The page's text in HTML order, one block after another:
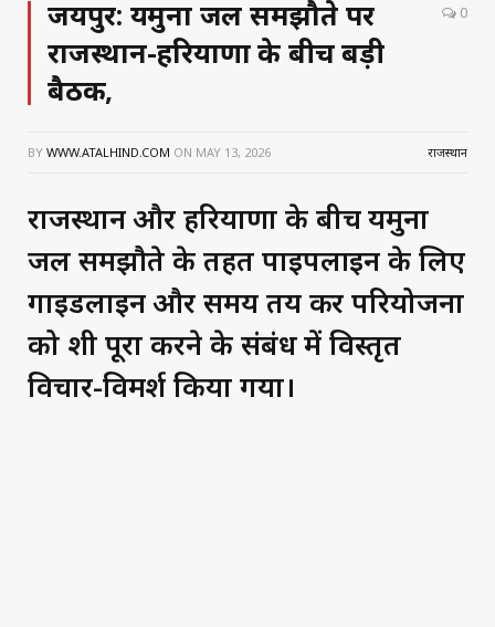
जयपुर: यमुना जल समझौते पर
राजस्थान-हरियाणा के बीच बड़ी
बैठक,
0
BY WWW.ATALHIND.COM ON MAY 13, 2026 राजस्थान
राजस्थान और हरियाणा के बीच यमुना
जल समझौते के तहत पाइपलाइन के लिए
गाइडलाइन और समय तय कर परियोजना
को शीघ्र पूरा करने के संबंध में विस्तृत
विचार-विमर्श किया गया।